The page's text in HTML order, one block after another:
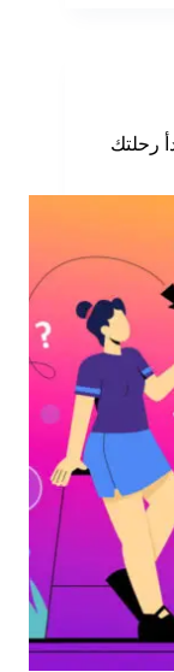
ابدأ رحلتك